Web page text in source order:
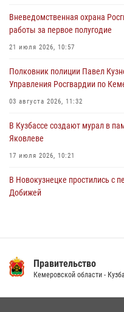
Росгвардейцы задержали
горожанки
06 августа 2026, 08:17
Росгвардейцы пресекли
новокузнечанку от
06 августа 2026, 07:16
Вневедомственная охрана
работы за первое полугодие
21 июля 2026, 10:57
Полковник полиции Павел
Управления Росгвардии по
03 августа 2026, 11:32
В Кузбассе создают мурал в
Яковлеве
17 июля 2026, 10:21
В Новокузнецке простились
Добижей
14 июля 2026, 08:52 1
Правительство
Кемеровской области -